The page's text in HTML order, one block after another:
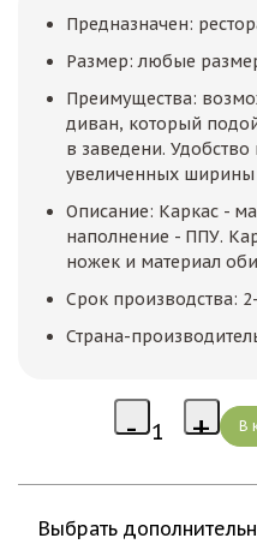
Предназначен:
Размер: любые
Преимущества:
диван, который
в заведени. Удобство
увеличенных
Описание: Каркас -
наполнение - ППУ.
ножек и материал
Срок производства:
Страна-
Выбрать